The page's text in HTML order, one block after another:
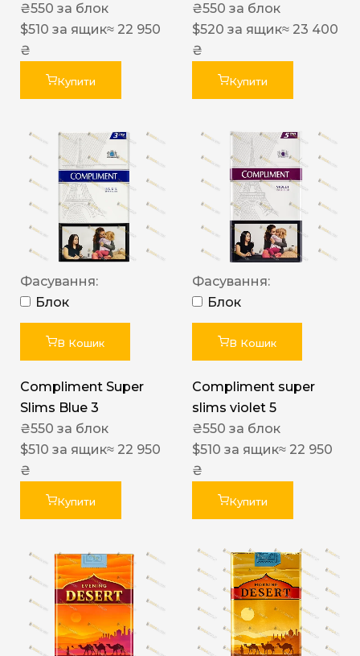
₴550 за блок
$510 за ящик≈ 22 950
₴
Купити
₴550 за блок
$520 за ящик≈ 23 400
₴
Купити
Фасування:
Блок
В Кошик
Compliment Super
Slims Blue 3
₴550 за блок
$510 за ящик≈ 22 950
₴
Купити
Фасування:
Блок
В Кошик
Compliment super
slims violet 5
₴550 за блок
$510 за ящик≈ 22 950
₴
Купити